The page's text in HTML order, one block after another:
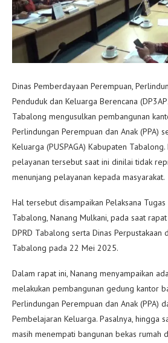
Dinas Pemberdayaan Perempuan,
Penduduk dan Keluarga Berencana
Tabalong mengusulkan pembangunan
Perlindungan Perempuan dan Anak (PPA)
Keluarga (PUSPAGA) Kabupaten
pelayanan tersebut saat ini dinilai tidak
menunjang pelayanan kepada masyarakat.
Hal tersebut disampaikan Pelaksana Tugas
Tabalong, Nanang Mulkani, pada saat
DPRD Tabalong serta Dinas Perpustakaan
Tabalong pada 22 Mei 2025.
Dalam rapat ini, Nanang menyampaikan
melakukan pembangunan gedung kantor
Perlindungan Perempuan dan Anak (PPA)
Pembelajaran Keluarga. Pasalnya, hingga
masih menempati bangunan bekas rumah